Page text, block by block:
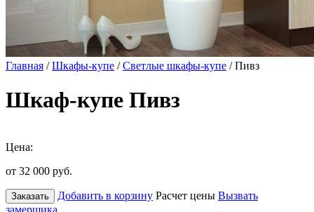
Главная /Шкафы-купе /Светлые шкафы-купе / Пивз
Шкаф-купе Пивз
Цена:
от 32 000 руб.
Заказать Добавить в корзину Расчет цены Вызвать
замерщика